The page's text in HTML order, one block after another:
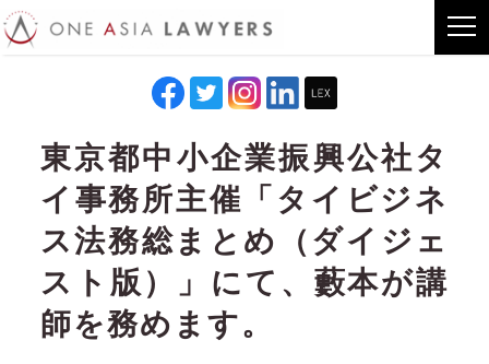
東京都中小企業振興公社タ
イ事務所主催「タイビジネ
ス法務総まとめ（ダイジェ
スト版）」にて、藪本が講
師を務めます。